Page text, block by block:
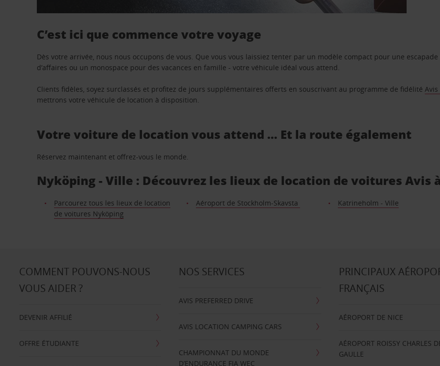
C’est ici que commence votre voyage
Dès votre arrivée, nous nous occupons de vous. Que vous vous laissiez tenter par un modèle compact pour une
d’affaires ou un monospace pour des vacances en famille - votre véhicule idéal vous attend.
Clients fidèles, soyez surclassés et profitez de jours supplémentaires offerts en souscrivant au programme de fidélité
mettrons votre véhicule de location à disposition.
Votre voiture de location vous attend … Et la route également
Réservez maintenant et offrez-vous le monde.
Nyköping - Ville : Découvrez les lieux de location de voitures Avis
Parcourez tous les lieux de location
de voitures Nyköping
Aéroport de Stockholm-Skavsta Katrineholm - Ville
COMMENT POUVONS-NOUS
VOUS AIDER ?
DEVENIR AFFILIÉ
OFFRE ÉTUDIANTE
NOS SERVICES
AVIS PREFERRED DRIVE
AVIS LOCATION CAMPING CARS
CHAMPIONNAT DU MONDE
D’ENDURANCE FIA WEC
PRINCIPAUX
FRANÇAIS
AÉROPORT DE NICE
AÉROPORT ROISSY CHARLES
GAULLE